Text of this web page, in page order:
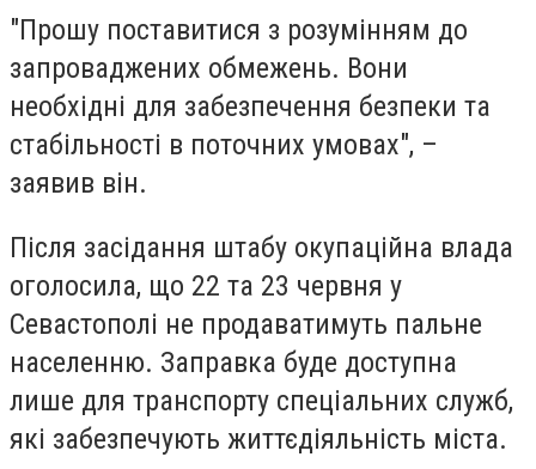
"Прошу поставитися з розумінням до
запроваджених обмежень. Вони
необхідні для забезпечення безпеки та
стабільності в поточних умовах", –
заявив він.
Після засідання штабу окупаційна влада
оголосила, що 22 та 23 червня у
Севастополі не продаватимуть пальне
населенню. Заправка буде доступна
лише для транспорту спеціальних служб,
які забезпечують життєдіяльність міста.